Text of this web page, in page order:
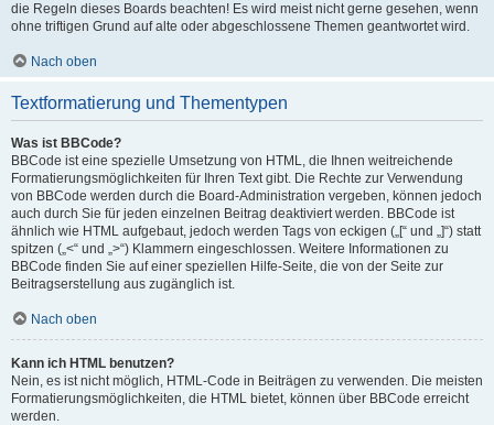
die Regeln dieses Boards beachten! Es wird meist nicht gerne gesehen, wenn
ohne triftigen Grund auf alte oder abgeschlossene Themen geantwortet wird.
Nach oben
Textformatierung und Thementypen
Was ist BBCode?
BBCode ist eine spezielle Umsetzung von HTML, die Ihnen weitreichende
Formatierungsmöglichkeiten für Ihren Text gibt. Die Rechte zur Verwendung
von BBCode werden durch die Board-Administration vergeben, können jedoch
auch durch Sie für jeden einzelnen Beitrag deaktiviert werden. BBCode ist
ähnlich wie HTML aufgebaut, jedoch werden Tags von eckigen („[“ und „]“) statt
spitzen („<“ und „>“) Klammern eingeschlossen. Weitere Informationen zu
BBCode finden Sie auf einer speziellen Hilfe-Seite, die von der Seite zur
Beitragserstellung aus zugänglich ist.
Nach oben
Kann ich HTML benutzen?
Nein, es ist nicht möglich, HTML-Code in Beiträgen zu verwenden. Die meisten
Formatierungsmöglichkeiten, die HTML bietet, können über BBCode erreicht
werden.